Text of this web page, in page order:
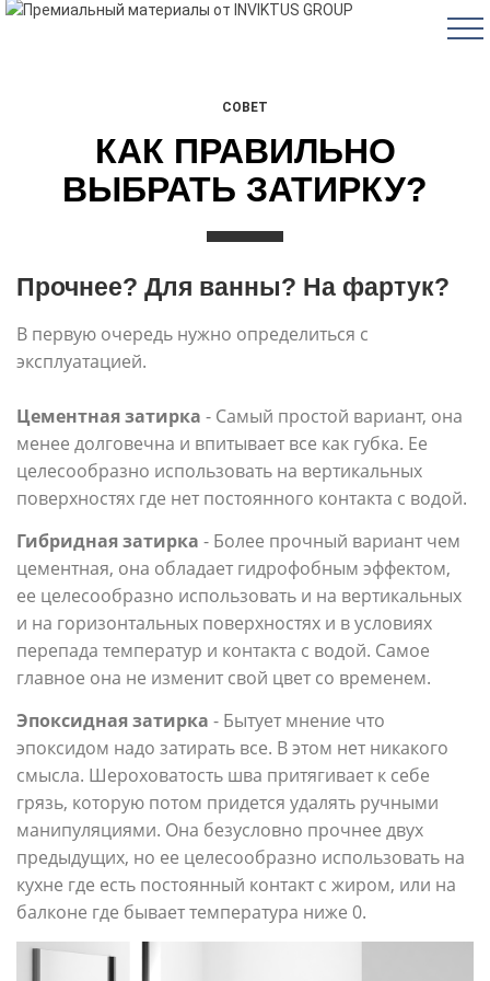
СОВЕТ
КАК ПРАВИЛЬНО
ВЫБРАТЬ ЗАТИРКУ?
Прочнее? Для ванны? На фартук?
В первую очередь нужно определиться с
эксплуатацией.
Цементная затирка - Самый простой вариант, она
менее долговечна и впитывает все как губка. Ее
целесообразно использовать на вертикальных
поверхностях где нет постоянного контакта с водой.
Гибридная затирка - Более прочный вариант чем
цементная, она обладает гидрофобным эффектом,
ее целесообразно использовать и на вертикальных
и на горизонтальных поверхностях и в условиях
перепада температур и контакта с водой. Самое
главное она не изменит свой цвет со временем.
Эпоксидная затирка - Бытует мнение что
эпоксидом надо затирать все. В этом нет никакого
смысла. Шероховатость шва притягивает к себе
грязь, которую потом придется удалять ручными
манипуляциями. Она безусловно прочнее двух
предыдущих, но ее целесообразно использовать на
кухне где есть постоянный контакт с жиром, или на
балконе где бывает температура ниже 0.